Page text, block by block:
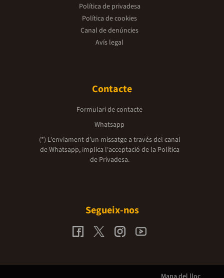
Política de privadesa
Política de cookies
Canal de denúncies
Avís legal
Contacte
Formulari de contacte
Whatsapp
(*) L'enviament d’un missatge a través del canal
de Whatsapp, implica l'acceptació de la Política
de Privadesa.
Segueix-nos